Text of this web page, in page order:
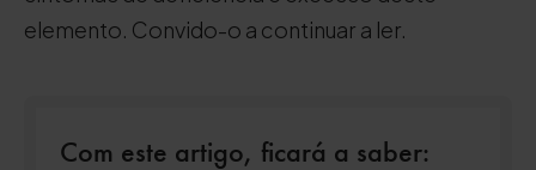
elemento. Convido-o a continuar a ler.
Com este artigo, ficará a saber: